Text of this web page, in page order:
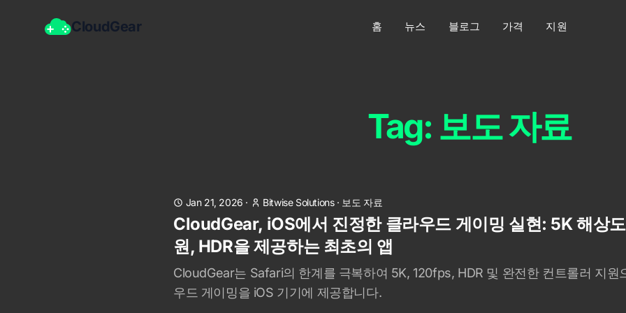
CloudGear 홈 뉴스 블로그 가격 지원
Tag: 보도 자료
Jan 21, 2026 · Bitwise Solutions· 보도 자료
CloudGear, iOS에서 진정한 클라우드 게이밍 실현: 5K 해상
원, HDR을 제공하는 최초의 앱
CloudGear는 Safari의 한계를 극복하여 5K, 120fps, HDR 및 완전한 컨트롤러 지원
우드 게이밍을 iOS 기기에 제공합니다.